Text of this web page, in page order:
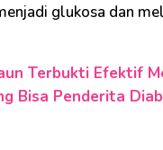
glukosa dan
Terbukti Efektif
Bisa Penderita